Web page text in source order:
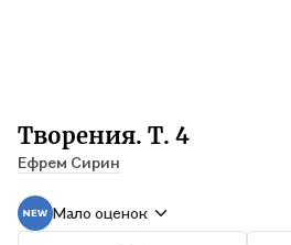
Творения. Т. 4
Ефрем Сирин
Мало оценок